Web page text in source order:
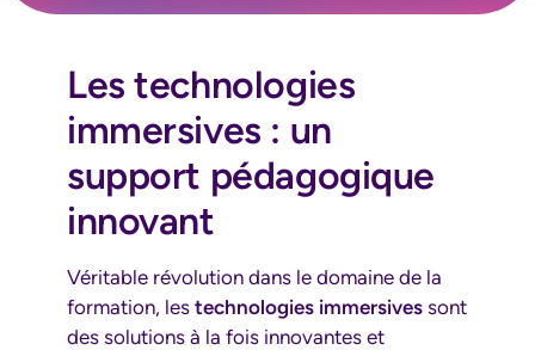
Les technologies
immersives : un
support pédagogique
innovant
Véritable révolution dans le domaine de la
formation, les technologies immersives sont
des solutions à la fois innovantes et